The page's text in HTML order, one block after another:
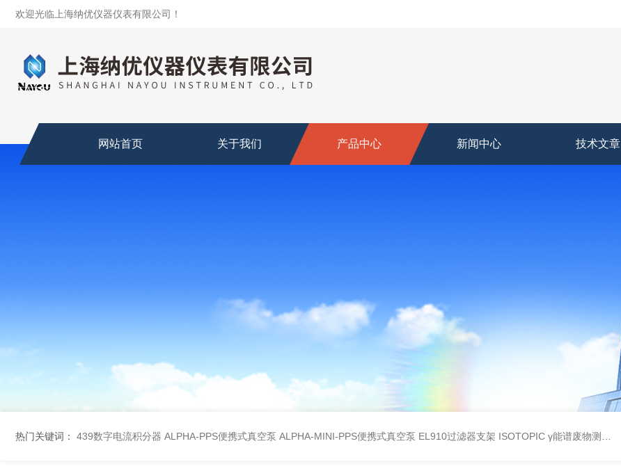
欢迎光临上海纳优仪器仪表有限公司！
网站首页 关于我们 产品中心 新闻中心 技术文章
热门关键词： 439数字电流积分器 ALPHA-PPS便携式真空泵 ALPHA-MINI-PPS便携式真空泵 EL910过滤器支架 ISOTOPIC γ能谱废物测定